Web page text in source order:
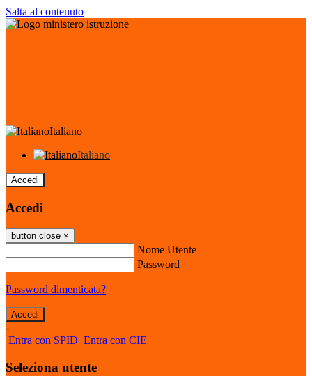
Salta al contenuto
Italiano
Italiano
Accedi
Accedi
button close ×
Nome Utente
Password
Password dimenticata?
-
Entra con SPID Entra con CIE
Seleziona utente